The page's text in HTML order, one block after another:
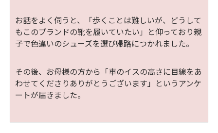
お話をよく伺うと、「歩くことは難しいが、どうして
もこのブランドの靴を履いていたい」と仰っており親
子で色違いのシューズを選び帰路につかれました。
その後、お母様の方から「車のイスの高さに目線をあ
わせてくださりありがとうございます」というアンケ
ートが届きました。